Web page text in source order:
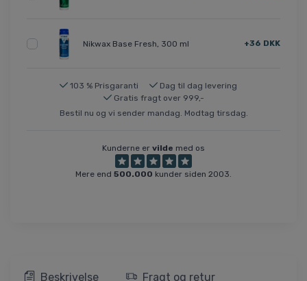
Nikwax Base Fresh, 300 ml +36 DKK
103 % Prisgaranti
Dag til dag levering
Gratis fragt over 999,-
Bestil nu og vi sender mandag. Modtag tirsdag.
Kunderne er vilde med os
Mere end 500.000 kunder siden 2003.
Beskrivelse Fragt og retur